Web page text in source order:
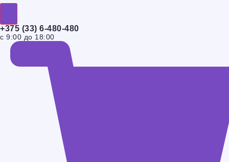
+375 (33) 6-480-480
с 9:00 до 18:00